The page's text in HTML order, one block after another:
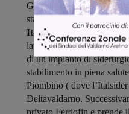
Guerra Mondiale e con
stato ricostruito,
Italsider.
Vennero
lavoro e la prevenzione
di un impianto di
stabilimento in piena
Piombino ( dove
Deltavaldarno.